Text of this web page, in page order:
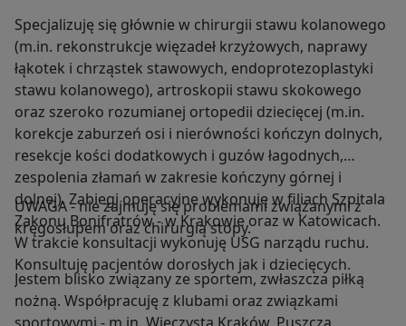
Specjalizuję się głównie w chirurgii stawu kolanowego
(m.in. rekonstrukcje więzadeł krzyżowych, naprawy
łąkotek i chrząstek stawowych, endoprotezoplastyki
stawu kolanowego), artroskopii stawu skokowego
oraz szeroko rozumianej ortopedii dziecięcej (m.in.
korekcje zaburzeń osi i nierówności kończyn dolnych,
resekcje kości dodatkowych i guzów łagodnych,
zespolenia złamań w zakresie kończyny górnej i
dolnej). Zabiegi operacyjne wykonuję w filiach Szpitala
Zakonu Bonifratrów - w Krakowie oraz w Katowicach.
W trakcie konsultacji wykonuję USG narządu ruchu.
Konsultuję pacjentów dorosłych jak i dziecięcych.
UWAGA - nie zajmuję się problemami związanymi z
kręgosłupem oraz chirurgią stopy.
Jestem blisko związany ze sportem, zwłaszcza piłką
nożną. Współpracuję z klubami oraz związkami